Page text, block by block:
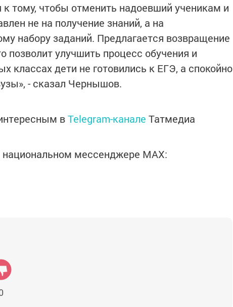
к тому, чтобы отменить надоевший ученикам и
не на получение знаний, а на
набору заданий. Предлагается возвращение
позволит улучшить процесс обучения и
классах дети не готовились к ЕГЭ, а спокойно
- сказал Чернышов.
вTelegram-канале Татмедиа
национальном мессенджере MАХ: